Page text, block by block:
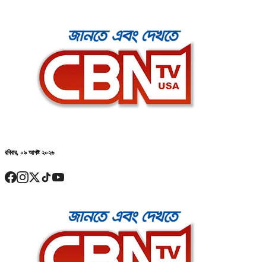
রবিবার, ০৯ আগষ্ট ২০২৬